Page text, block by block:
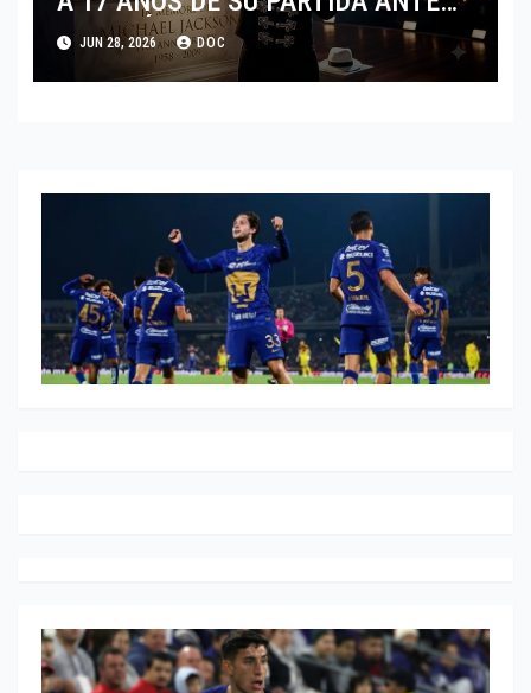
EL FENÓMENO DE SU BIOPIC EN
2026
JUN 28, 2026 DOC